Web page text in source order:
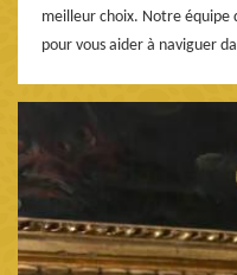
meilleur choix. Notre équipe
pour vous aider à naviguer